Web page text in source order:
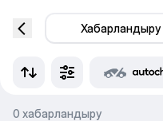
Хабарландыру
0 хабарландыру